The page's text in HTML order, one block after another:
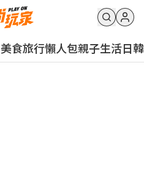
美食旅行懶人包親子生活日韓